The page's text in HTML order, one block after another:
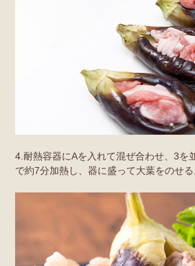
4.耐熱容器にAを入れて混ぜ合わせ、3
で約7分加熱し、器に盛って大葉をのせる